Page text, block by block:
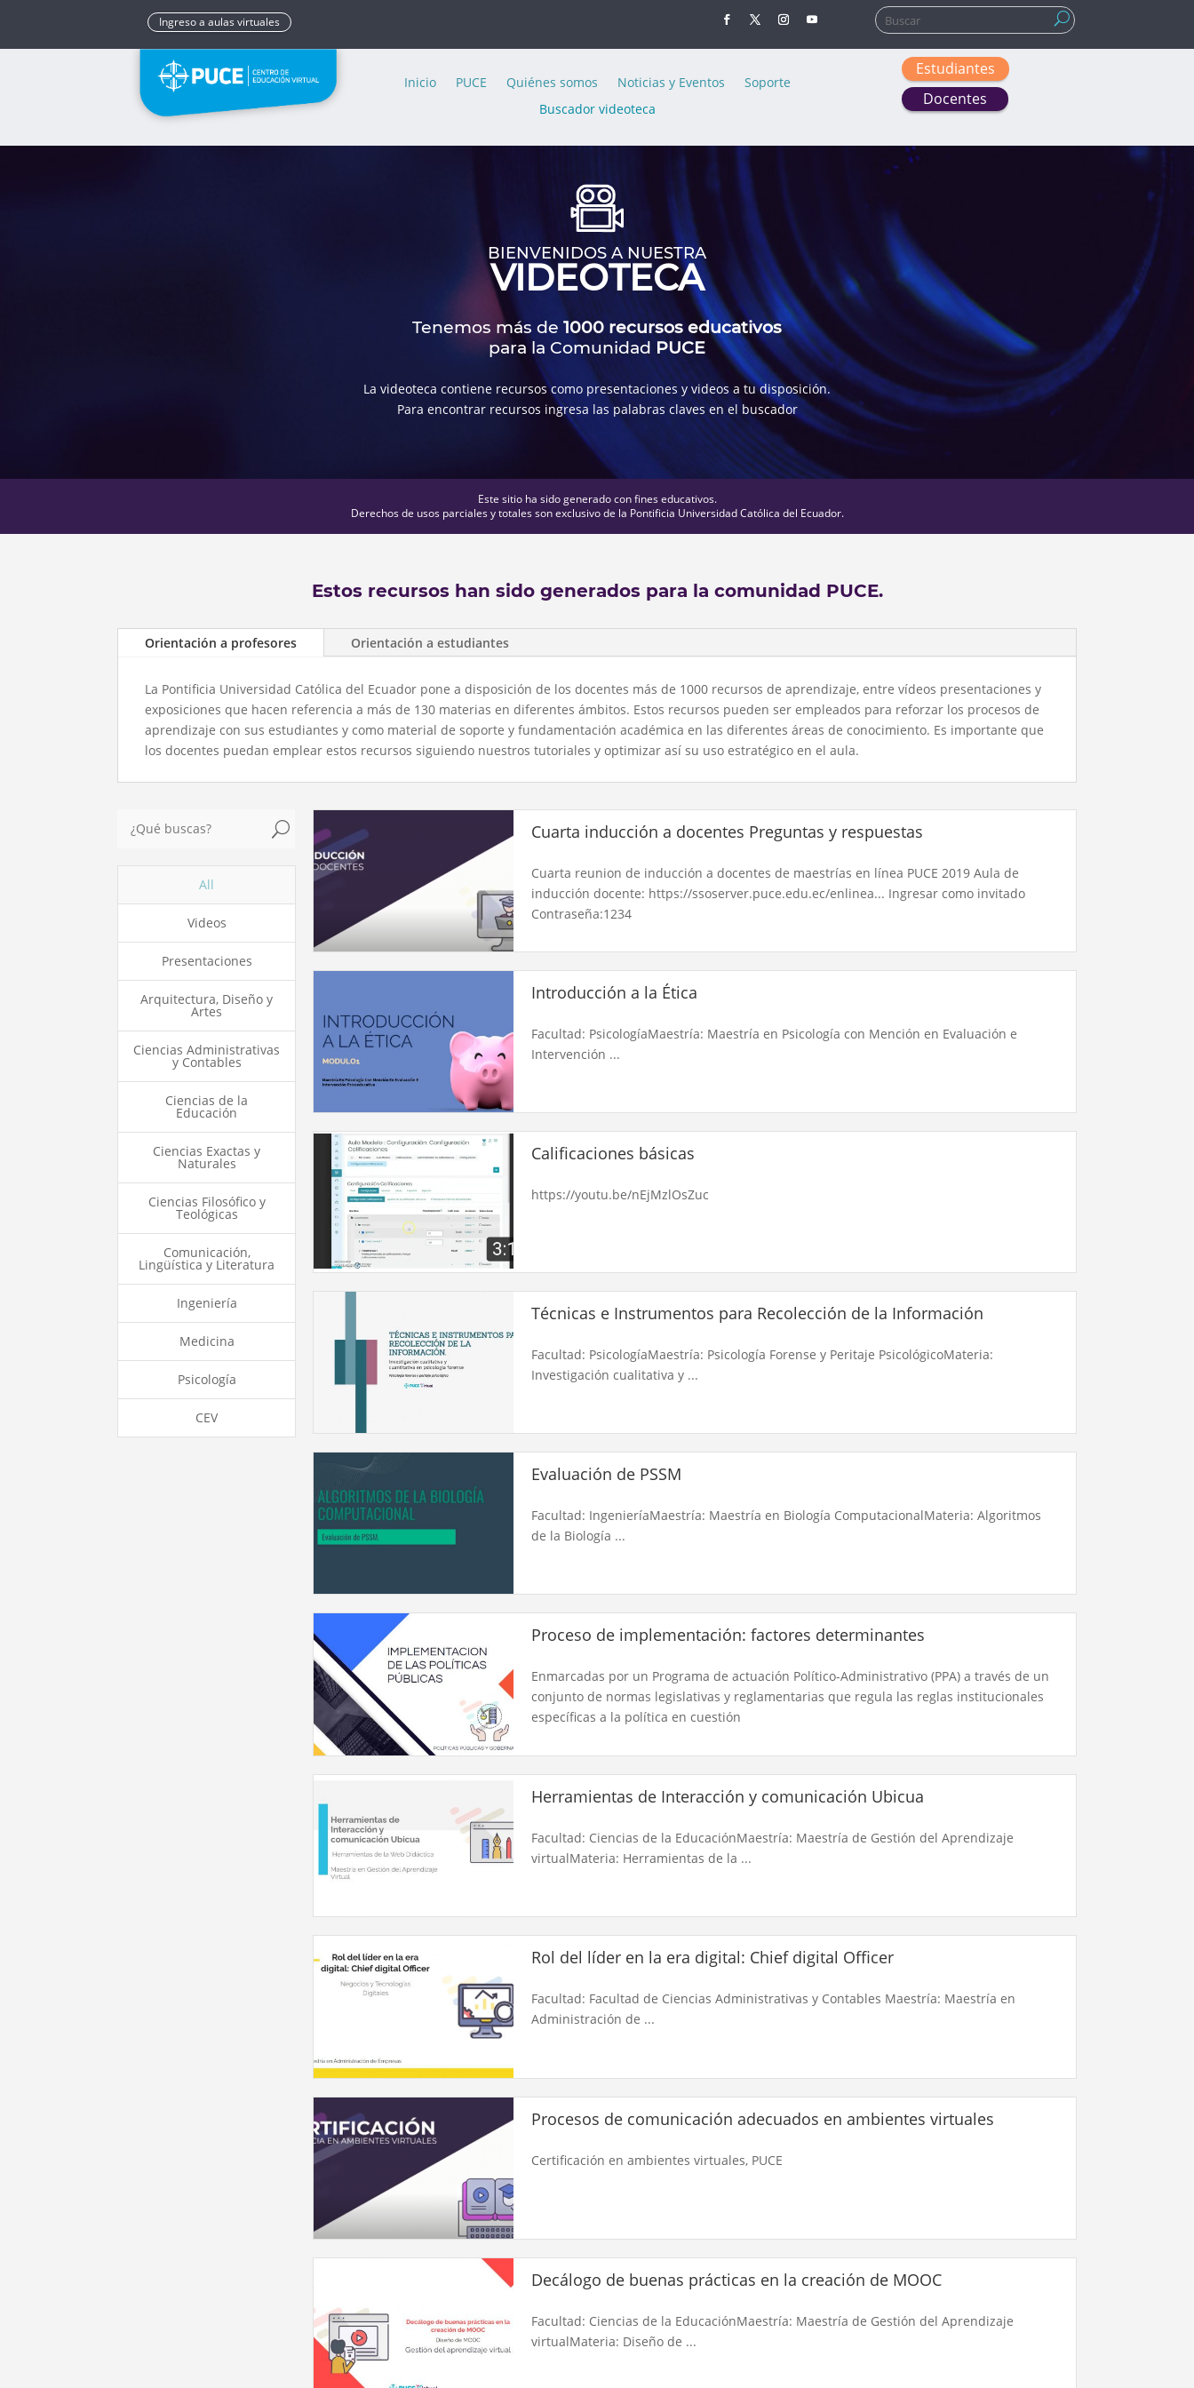
Ingreso a aulas virtuales Buscar:
Inicio PUCE Quiénes somos Noticias y Eventos
Soporte
Buscador videoteca
Estudiantes
Docentes
BIENVENIDOS A NUESTRA
VIDEOTECA
Tenemos más de 1000 recursos educativos
para la Comunidad PUCE
La videoteca contiene recursos como presentaciones y videos a tu disposición.
Para encontrar recursos ingresa las palabras claves en el buscador
Este sitio ha sido generado con fines educativos.
Derechos de usos parciales y totales son exclusivo de la Pontificia Universidad Católica del Ecuador.
Estos recursos han sido generados para la comunidad PUCE.
Orientación a profesores Orientación a estudiantes
La Pontificia Universidad Católica del Ecuador pone a disposición de los docentes más de 1000 recursos de aprendizaje, entre vídeos presentaciones y
exposiciones que hacen referencia a más de 130 materias en diferentes ámbitos. Estos recursos pueden ser empleados para reforzar los procesos de
aprendizaje con sus estudiantes y como material de soporte y fundamentación académica en las diferentes áreas de conocimiento. Es importante que
los docentes puedan emplear estos recursos siguiendo nuestros tutoriales y optimizar así su uso estratégico en el aula.
U
All
Videos
Presentaciones
Arquitectura, Diseño y
Artes
Ciencias Administrativas
y Contables
Ciencias de la
Educación
Ciencias Exactas y
Naturales
Ciencias Filosófico y
Teológicas
Comunicación,
Lingüística y Literatura
Ingeniería
Medicina
Psicología
CEV
Cuarta inducción a docentes Preguntas y respuestas
Cuarta reunion de inducción a docentes de maestrías en línea PUCE 2019 Aula de
inducción docente: https://ssoserver.puce.edu.ec/enlinea​... Ingresar como invitado
Contraseña:1234
Introducción a la Ética
Facultad: PsicologíaMaestría: Maestría en Psicología con Mención en Evaluación e
Intervención ...
Calificaciones básicas
https://youtu.be/nEjMzlOsZuc
Técnicas e Instrumentos para Recolección de la Información
Facultad: PsicologíaMaestría: Psicología Forense y Peritaje PsicológicoMateria:
Investigación cualitativa y ...
Evaluación de PSSM
Facultad: IngenieríaMaestría: Maestría en Biología ComputacionalMateria: Algoritmos
de la Biología ...
Proceso de implementación: factores determinantes
Enmarcadas por un Programa de actuación Político-Administrativo (PPA) a través de un
conjunto de normas legislativas y reglamentarias que regula las reglas institucionales
específicas a la política en cuestión
Herramientas de Interacción y comunicación Ubicua
Facultad: Ciencias de la EducaciónMaestría: Maestría de Gestión del Aprendizaje
virtualMateria: Herramientas de la ...
Rol del líder en la era digital: Chief digital Officer
Facultad: Facultad de Ciencias Administrativas y Contables Maestría: Maestría en
Administración de ...
Procesos de comunicación adecuados en ambientes virtuales
Certificación en ambientes virtuales, PUCE
Decálogo de buenas prácticas en la creación de MOOC
Facultad: Ciencias de la EducaciónMaestría: Maestría de Gestión del Aprendizaje
virtualMateria: Diseño de ...